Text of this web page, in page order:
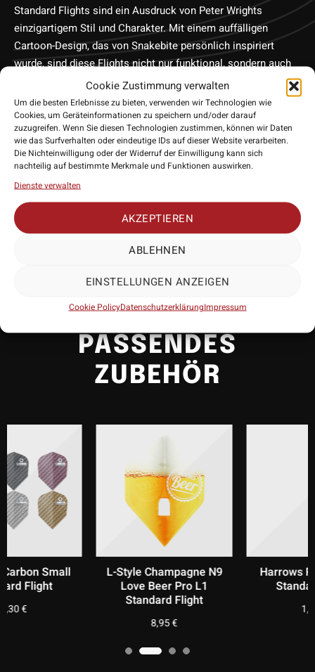
Cookie Zustimmung verwalten
Um die besten Erlebnisse zu bieten, verwenden wir Technologien wie
Cookies, um Geräteinformationen zu speichern und/oder darauf
zuzugreifen. Wenn Sie diesen Technologien zustimmen, können wir Daten
wie das Surfverhalten oder eindeutige IDs auf dieser Website verarbeiten.
Die Nichteinwilligung oder der Widerruf der Einwilligung kann sich
nachteilig auf bestimmte Merkmale und Funktionen auswirken.
Dienste verwalten
AKZEPTIEREN
ABLEHNEN
EINSTELLUNGEN ANZEIGEN
Cookie PolicyDatenschutzerklärungImpressum
Standard Flights sind ein Ausdruck von Peter Wrights
einzigartigem Stil und Charakter. Mit einem auffälligen
Cartoon-Design, das von Snakebite persönlich inspiriert
wurde, sind diese Flights nicht nur funktional, sondern auch
ein echter Blickfang auf dem Dartboard. Sie wurden
entwickelt, um Stabilität und Kontrolle über den Flug der
Darts zu gewährleisten, während sie gleichzeitig
Persönlichkeit und Spaß in dein Dartspiel bringen. Wenn du
nach Flights suchst, die deinem Spiel einen individuellen
Touch verleihen, sind die Red Dragon Peter Wright
„Snakebite“ Cartoon Flights die richtige Wahl.
• Hersteller: Red Dragon
• Form: Standard/No2
• Stärke: 100 Micron
• Lieferumfang: 3 Exemplare
PASSENDES
ZUBEHÖR
L-Style Champagne N9
Love Beer Pro L1
Standard Flight
Harrows Retina Small
Standard Flight